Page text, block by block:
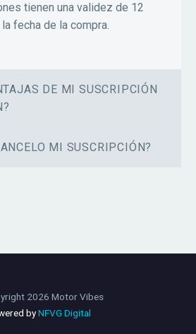
tienen una validez de 12
fecha de la compra.
DE MI SUSCRIPCIÓN
MI SUSCRIPCIÓN?
2026 Motor Vibes
byNFVG Digital